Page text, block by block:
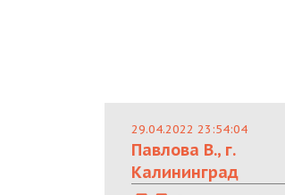
29.04.2022 23:54:04
Павлова В., г.
Калининград